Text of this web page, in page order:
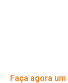
Faça agora